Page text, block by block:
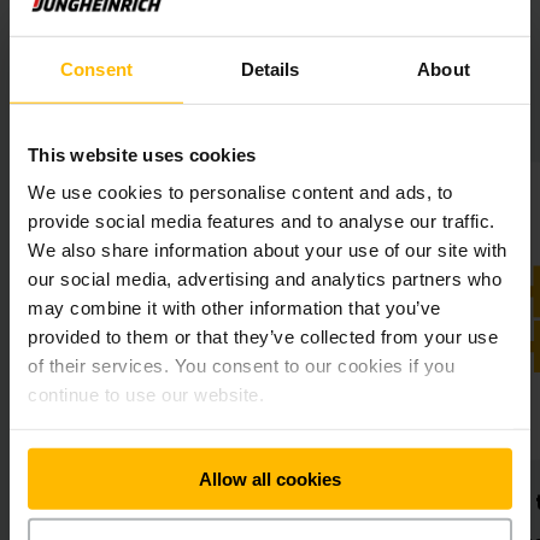
Consent Details About
This website uses cookies
We use cookies to personalise content and ads, to
provide social media features and to analyse our traffic.
We also share information about your use of our site with
our social media, advertising and analytics partners who
may combine it with other information that you’ve
provided to them or that they’ve collected from your use
of their services. You consent to our cookies if you
continue to use our website.
Allow all cookies
Optimalisert tidsstyring